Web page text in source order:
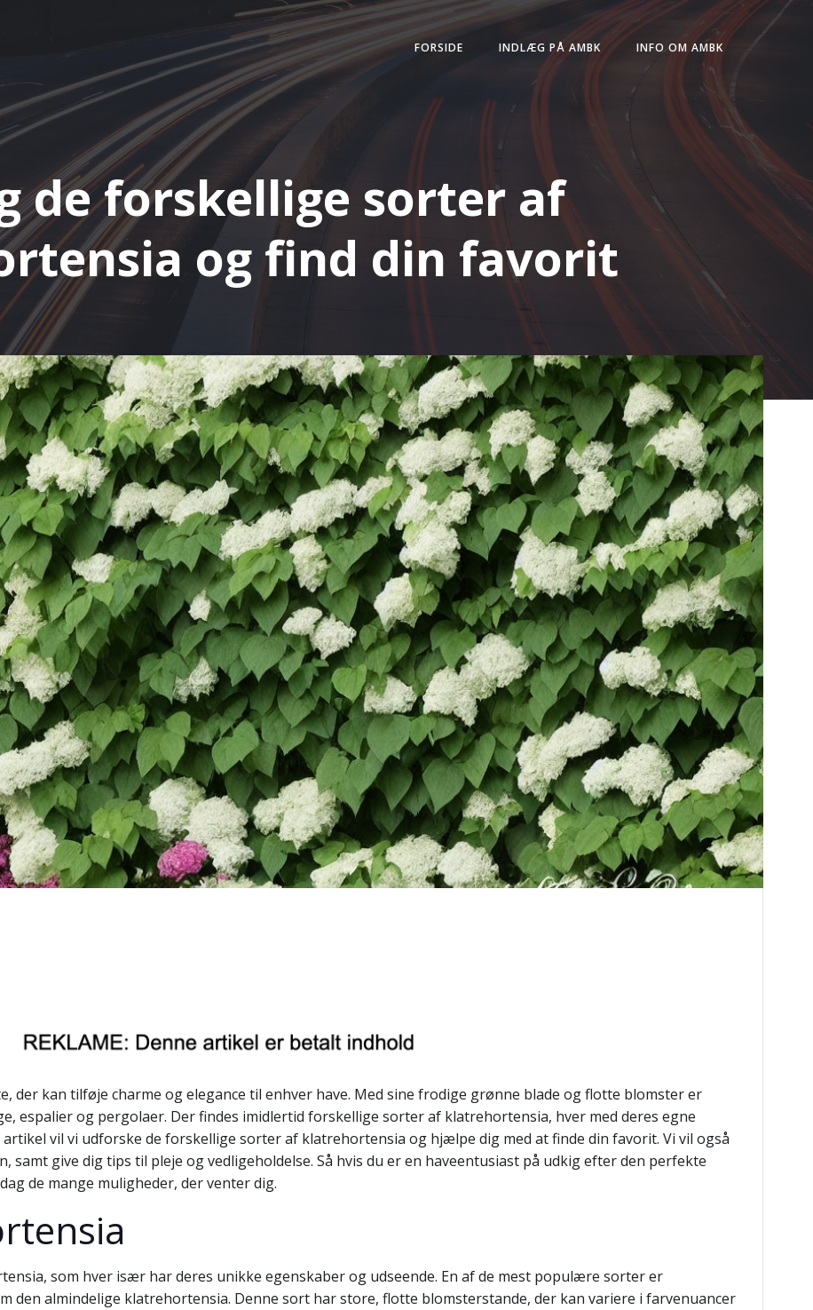
FORSIDE INDLÆG PÅ AMBK INFO OM AMBK
de forskellige sorter af
og find din favorit
der kan tilføje charme og elegance til enhver have. Med sine frodige grønne blade og flotte blomster er
espalier og pergolaer. Der findes imidlertid forskellige sorter af klatrehortensia, hver med deres egne
vil vi udforske de forskellige sorter af klatrehortensia og hjælpe dig med at finde din favorit. Vi vil også
samt give dig tips til pleje og vedligeholdelse. Så hvis du er en haveentusiast på udkig efter den perfekte
de mange muligheder, der venter dig.
som hver især har deres unikke egenskaber og udseende. En af de mest populære sorter er
den almindelige klatrehortensia. Denne sort har store, flotte blomsterstande, der kan variere i farvenuancer